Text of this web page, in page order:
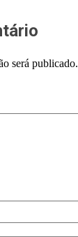
será publicado.